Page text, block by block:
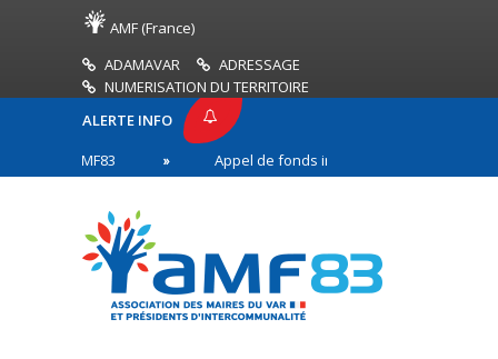
AMF (France)
ADAMAVAR
ADRESSAGE
NUMERISATION DU TERRITOIRE
ALERTE INFO
AMF83
Appel de fonds incendies de forêt
en première ligne